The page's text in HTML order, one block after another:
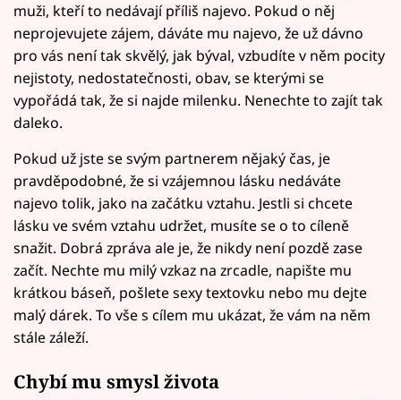
muži, kteří to nedávají příliš najevo. Pokud o něj
neprojevujete zájem, dáváte mu najevo, že už dávno
pro vás není tak skvělý, jak býval, vzbudíte v něm pocity
nejistoty, nedostatečnosti, obav, se kterými se
vypořádá tak, že si najde milenku. Nenechte to zajít tak
daleko.
Pokud už jste se svým partnerem nějaký čas, je
pravděpodobné, že si vzájemnou lásku nedáváte
najevo tolik, jako na začátku vztahu. Jestli si chcete
lásku ve svém vztahu udržet, musíte se o to cíleně
snažit. Dobrá zpráva ale je, že nikdy není pozdě zase
začít. Nechte mu milý vzkaz na zrcadle, napište mu
krátkou báseň, pošlete sexy textovku nebo mu dejte
malý dárek. To vše s cílem mu ukázat, že vám na něm
stále záleží.
Chybí mu smysl života